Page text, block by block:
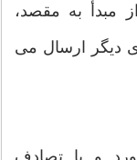
مبدأ به مقصد،
دیگر ارسال می
و یا تصادف